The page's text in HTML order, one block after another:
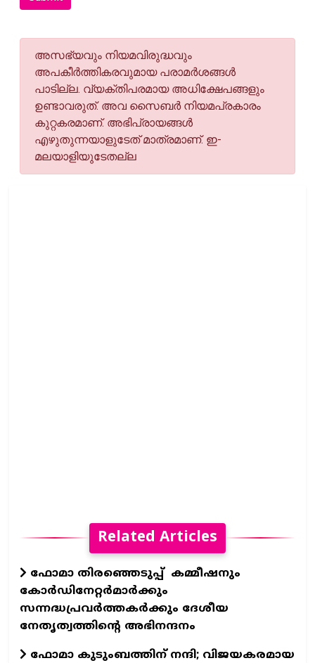
അസഭ്യവും നിയമവിരുദ്ധവും
അപകീര്‍ത്തികരവുമായ പരാമര്‍ശങ്ങള്‍
പാടില്ല. വ്യക്തിപരമായ അധിക്ഷേപങ്ങളും
ഉണ്ടാവരുത്. അവ സൈബര്‍ നിയമപ്രകാരം
കുറ്റകരമാണ്. അഭിപ്രായങ്ങള്‍
എഴുതുന്നയാളുടേത് മാത്രമാണ്. ഇ-
മലയാളിയുടേതല്ല
Related Articles
ഫോമാ തിരഞ്ഞെടുപ്പ് കമ്മീഷനും
കോർഡിനേറ്റർമാർക്കും
സന്നദ്ധപ്രവർത്തകർക്കും ദേശീയ
നേതൃത്വത്തിന്റെ അഭിനന്ദനം
ഫോമാ കുടുംബത്തിന് നന്ദി; വിജയകരമായ